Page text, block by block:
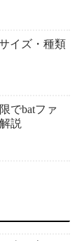
イズ・種類
でbatファ
説